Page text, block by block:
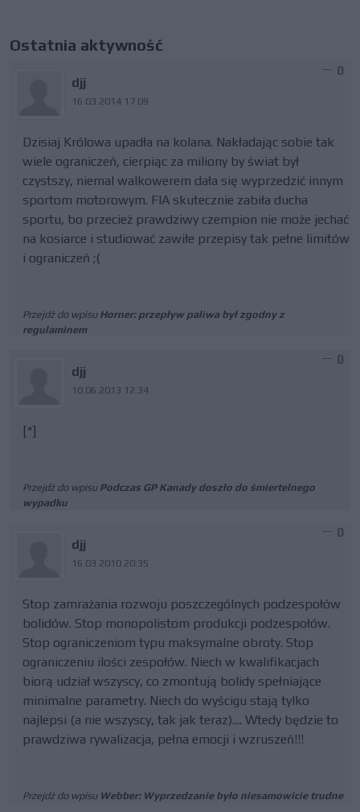
Ostatnia aktywność
djj
16.03.2014 17:09
0
Dzisiaj Królowa upadła na kolana. Nakładając sobie tak
wiele ograniczeń, cierpiąc za miliony by świat był
czystszy, niemal walkowerem dała się wyprzedzić innym
sportom motorowym. FIA skutecznie zabiła ducha
sportu, bo przecież prawdziwy czempion nie może jechać
na kosiarce i studiować zawiłe przepisy tak pełne limitów
i ograniczeń ;(
Przejdź do wpisu Horner: przepływ paliwa był zgodny z
regulaminem
djj
10.06.2013 12:34
0
[*]
Przejdź do wpisu Podczas GP Kanady doszło do śmiertelnego
wypadku
djj
16.03.2010 20:35
0
Stop zamrażania rozwoju poszczególnych podzespołów
bolidów. Stop monopolistom produkcji podzespołów.
Stop ograniczeniom typu maksymalne obroty. Stop
ograniczeniu ilości zespołów. Niech w kwalifikacjach
biorą udział wszyscy, co zmontują bolidy spełniające
minimalne parametry. Niech do wyścigu stają tylko
najlepsi (a nie wszyscy, tak jak teraz).... Wtedy będzie to
prawdziwa rywalizacja, pełna emocji i wzruszeń!!!
Przejdź do wpisu Webber: Wyprzedzanie było niesamowicie trudne